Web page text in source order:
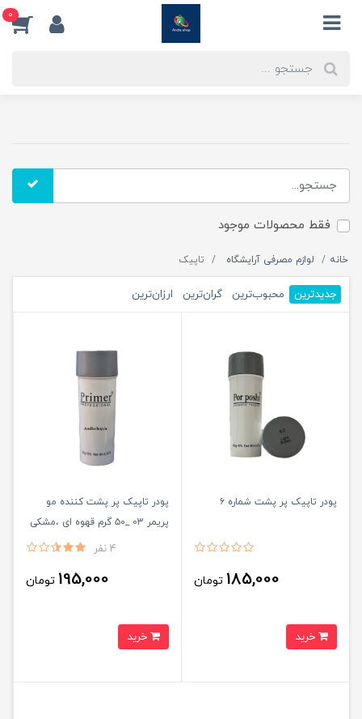
0
فقط محصولات موجود
خانه لوازم مصرفی آرایشگاه تاپیک
جدیدترین محبوب‌ترین گران‌ترین ارزان‌ترین
پودر تاپیک پر پشت شماره ۶
185,000 تومان
پودر تاپیک پر پشت کننده مو
پریمر 03 _۵۰ گرم قهوه ای ،مشکی
4 نفر
195,000 تومان